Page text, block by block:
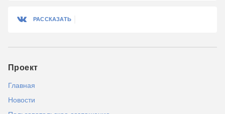
РАССКАЗАТЬ
Проект
Главная
Новости